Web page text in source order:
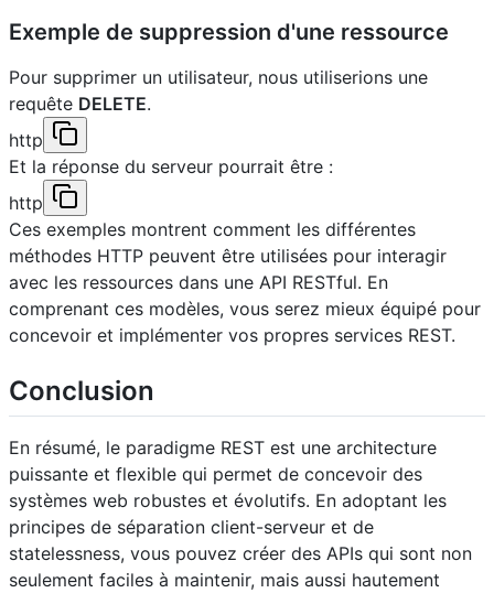
Exemple de suppression d'une ressource
Pour supprimer un utilisateur, nous utiliserions une
requête DELETE.
http
Et la réponse du serveur pourrait être :
http
Ces exemples montrent comment les différentes
méthodes HTTP peuvent être utilisées pour interagir
avec les ressources dans une API RESTful. En
comprenant ces modèles, vous serez mieux équipé pour
concevoir et implémenter vos propres services REST.
Conclusion
En résumé, le paradigme REST est une architecture
puissante et flexible qui permet de concevoir des
systèmes web robustes et évolutifs. En adoptant les
principes de séparation client-serveur et de
statelessness, vous pouvez créer des APIs qui sont non
seulement faciles à maintenir, mais aussi hautement